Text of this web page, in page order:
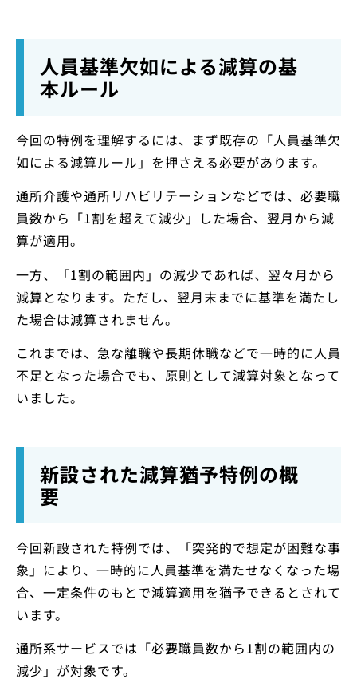
人員基準欠如による減算の基
本ルール
今回の特例を理解するには、まず既存の「人員基準欠
如による減算ルール」を押さえる必要があります。
通所介護や通所リハビリテーションなどでは、必要職
員数から「1割を超えて減少」した場合、翌月から減
算が適用。
一方、「1割の範囲内」の減少であれば、翌々月から
減算となります。ただし、翌月末までに基準を満たし
た場合は減算されません。
これまでは、急な離職や長期休職などで一時的に人員
不足となった場合でも、原則として減算対象となって
いました。
新設された減算猶予特例の概
要
今回新設された特例では、「突発的で想定が困難な事
象」により、一時的に人員基準を満たせなくなった場
合、一定条件のもとで減算適用を猶予できるとされて
います。
通所系サービスでは「必要職員数から1割の範囲内の
減少」が対象です。